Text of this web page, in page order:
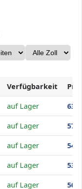
Verfügbarkeit
auf Lager 63
auf Lager 57
auf Lager 54
auf Lager 53
auf Lager 56